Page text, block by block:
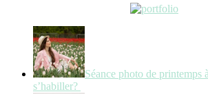
Séance photo de printemps
s’habiller?